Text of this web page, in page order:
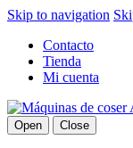
Skip to navigation
Contacto
Tienda
Mi cuenta
Open Close